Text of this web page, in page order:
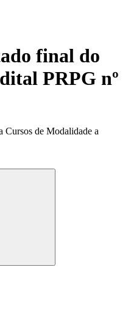
final do
PRPG nº
Cursos de Modalidade a